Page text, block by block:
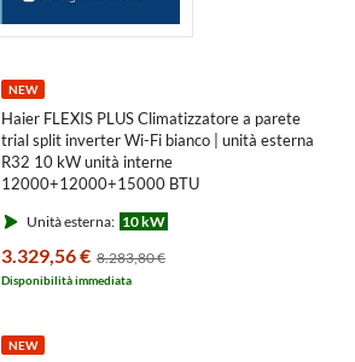
NEW
Haier FLEXIS PLUS Climatizzatore a parete
trial split inverter Wi-Fi bianco | unità esterna
R32 10 kW unità interne
12000+12000+15000 BTU
Unità esterna: 10 kW
3.329,56 € 8.283,80 €
Disponibilità immediata
NEW